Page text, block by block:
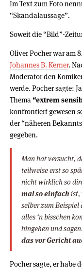
Im Text zum Foto
“Skandalaussage”.
Soweit die “Bild”-
Oliver Pocher war am
Johannes B. Kerner.
Moderator den
werde. Pocher sagte:
Thema “extrem
konfrontiert gewesen
der “näheren
gegeben.
Man hat versucht,
teilweise erst so
nicht wirklich so
mal so einfach ist,
selber zum
alles ‘n bisschen
hingehen und
das vor Gericht
Pocher sagte, er habe